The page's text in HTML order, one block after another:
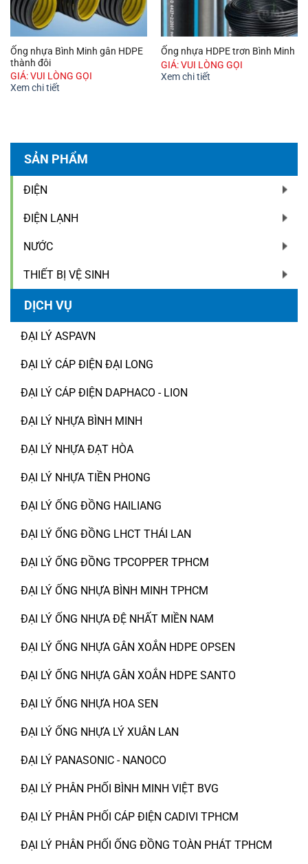
SẢN PHẨM
ĐIỆN
ĐIỆN LẠNH
NƯỚC
THIẾT BỊ VỆ SINH
DỊCH VỤ
ĐẠI LÝ ASPAVN
ĐẠI LÝ CÁP ĐIỆN ĐẠI LONG
ĐẠI LÝ CÁP ĐIỆN DAPHACO - LION
ĐẠI LÝ NHỰA BÌNH MINH
ĐẠI LÝ NHỰA ĐẠT HÒA
ĐẠI LÝ NHỰA TIỀN PHONG
ĐẠI LÝ ỐNG ĐỒNG HAILIANG
ĐẠI LÝ ỐNG ĐỒNG LHCT THÁI LAN
ĐẠI LÝ ỐNG ĐỒNG TPCOPPER TPHCM
ĐẠI LÝ ỐNG NHỰA BÌNH MINH TPHCM
ĐẠI LÝ ỐNG NHỰA ĐỆ NHẤT MIỀN NAM
ĐẠI LÝ ỐNG NHỰA GÂN XOẮN HDPE OPSEN
ĐẠI LÝ ỐNG NHỰA GÂN XOẮN HDPE SANTO
ĐẠI LÝ ỐNG NHỰA HOA SEN
ĐẠI LÝ ỐNG NHỰA LÝ XUÂN LAN
ĐẠI LÝ PANASONIC - NANOCO
ĐẠI LÝ PHÂN PHỐI BÌNH MINH VIỆT BVG
ĐẠI LÝ PHÂN PHỐI CÁP ĐIỆN CADIVI TPHCM
ĐẠI LÝ PHÂN PHỐI ỐNG ĐỒNG TOÀN PHÁT TPHCM
Ống nhựa Bình Minh gân HDPE
thành đôi
GIÁ: VUI LÒNG GỌI
Xem chi tiết
Ống nhựa HDPE trơn Bình Minh
GIÁ: VUI LÒNG GỌI
Xem chi tiết